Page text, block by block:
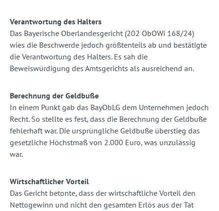
Verantwortung des Halters
Das Bayerische Oberlandesgericht (202 ObOWi 168/24)
wies die Beschwerde jedoch größtenteils ab und bestätigte
die Verantwortung des Halters. Es sah die
Beweiswürdigung des Amtsgerichts als ausreichend an.
Berechnung der Geldbuße
In einem Punkt gab das BayObLG dem Unternehmen jedoch
Recht. So stellte es fest, dass die Berechnung der Geldbuße
fehlerhaft war. Die ursprüngliche Geldbuße überstieg das
gesetzliche Höchstmaß von 2.000 Euro, was unzulässig
war.
Wirtschaftlicher Vorteil
Das Gericht betonte, dass der wirtschaftliche Vorteil den
Nettogewinn und nicht den gesamten Erlös aus der Tat